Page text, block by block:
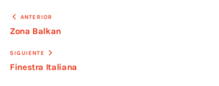
ANTERIOR
Zona Balkan
SIGUIENTE
Finestra Italiana